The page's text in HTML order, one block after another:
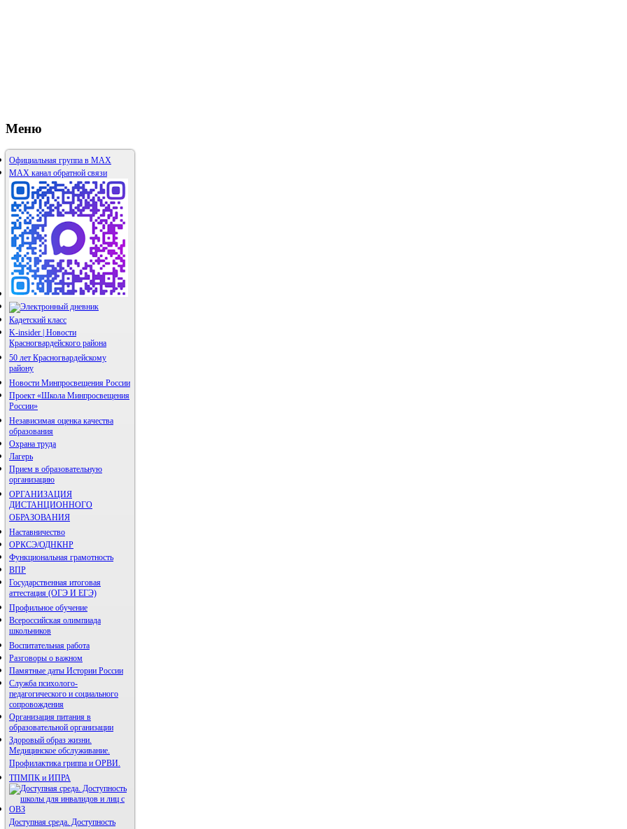
Меню
Официальная группа в МАХ
MAX канал обратной связи
Кадетский класс
K-insider | Новости
Красногвардейского района
50 лет Красногвардейскому
району
Новости Минпросвещения России
Проект «Школа Минпросвещения
России»
Независимая оценка качества
образования
Охрана труда
Лагерь
Прием в образовательную
организацию
ОРГАНИЗАЦИЯ
ДИСТАНЦИОННОГО
ОБРАЗОВАНИЯ
Наставничество
ОРКСЭ/ОДНКНР
Функциональная грамотность
ВПР
Государственная итоговая
аттестация (ОГЭ И ЕГЭ)
Профильное обучение
Всероссийская олимпиада
школьников
Воспитательная работа
Разговоры о важном
Памятные даты Истории России
Служба психолого-
педагогического и социального
сопровождения
Организация питания в
образовательной организации
Здоровый образ жизни.
Медицинское обслуживание.
Профилактика гриппа и ОРВИ.
ТПМПК и ИПРА
Доступная среда. Доступность